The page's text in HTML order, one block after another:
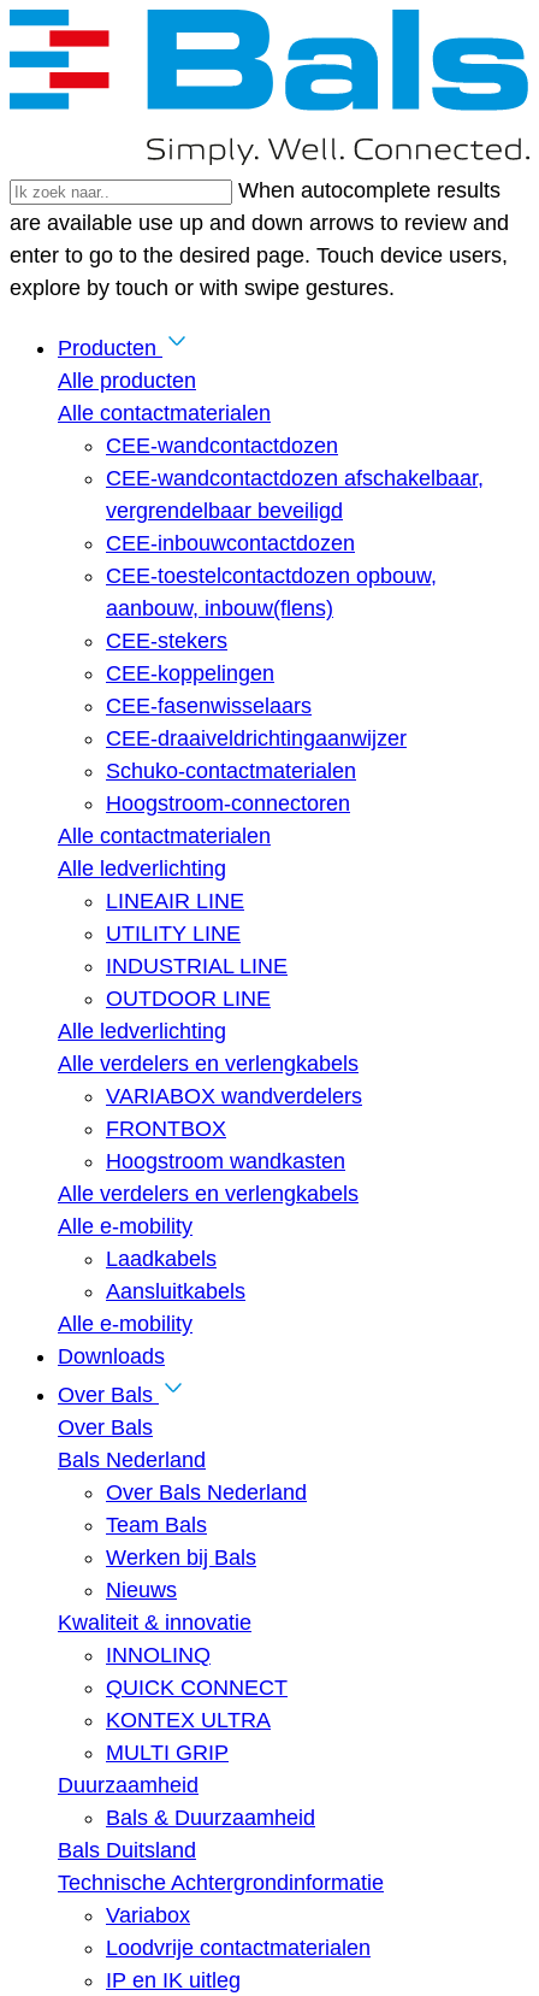
When autocomplete results
are available use up and down arrows to review and
enter to go to the desired page. Touch device users,
explore by touch or with swipe gestures.
Producten
Alle producten
Alle contactmaterialen
CEE-wandcontactdozen
CEE-wandcontactdozen afschakelbaar,
vergrendelbaar beveiligd
CEE-inbouwcontactdozen
CEE-toestelcontactdozen opbouw,
aanbouw, inbouw(flens)
CEE-stekers
CEE-koppelingen
CEE-fasenwisselaars
CEE-draaiveldrichtingaanwijzer
Schuko-contactmaterialen
Hoogstroom-connectoren
Alle contactmaterialen
Alle ledverlichting
LINEAIR LINE
UTILITY LINE
INDUSTRIAL LINE
OUTDOOR LINE
Alle ledverlichting
Alle verdelers en verlengkabels
VARIABOX wandverdelers
FRONTBOX
Hoogstroom wandkasten
Alle verdelers en verlengkabels
Alle e-mobility
Laadkabels
Aansluitkabels
Alle e-mobility
Downloads
Over Bals
Over Bals
Bals Nederland
Over Bals Nederland
Team Bals
Werken bij Bals
Nieuws
Kwaliteit & innovatie
INNOLINQ
QUICK CONNECT
KONTEX ULTRA
MULTI GRIP
Duurzaamheid
Bals & Duurzaamheid
Bals Duitsland
Technische Achtergrondinformatie
Variabox
Loodvrije contactmaterialen
IP en IK uitleg